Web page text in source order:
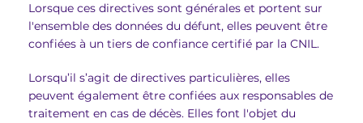
Lorsque ces directives sont générales et portent sur
l'ensemble des données du défunt, elles peuvent être
confiées à un tiers de confiance certifié par la CNIL.
Lorsqu’il s’agit de directives particulières, elles
peuvent également être confiées aux responsables de
traitement en cas de décès. Elles font l'objet du